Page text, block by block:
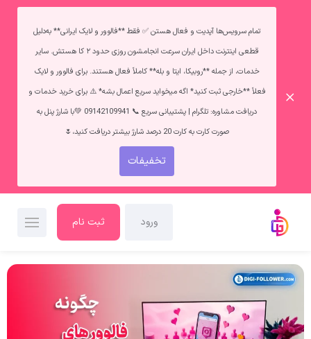
تمام سرویس‌ها آپدیت و فعال هستن ✅ فقط **فالوور و لایک ایرانی** به‌دلیل
قطعی اینترنت داخل ایران سرعت انجامشون روزی حدود ۲ کا هستش. سایر
خدمات، از جمله **روبیکا، ایتا و بله** کاملاً فعال هستند. برای فالوور و لایک
فعلاً **خارجی ثبت کنید* اگه میخواید سریع اعمال بشه* ⚠️ برای خرید خدمات و
دریافت مشاوره: تلگرام | پشتیبانی سریع 📞 09142109941 💚با شارژ پنل به
صورت کارت به کارت 20 درصد شارژ بیشتر دریافت کنید،🌷
تخفیفات
ورود ثبت نام